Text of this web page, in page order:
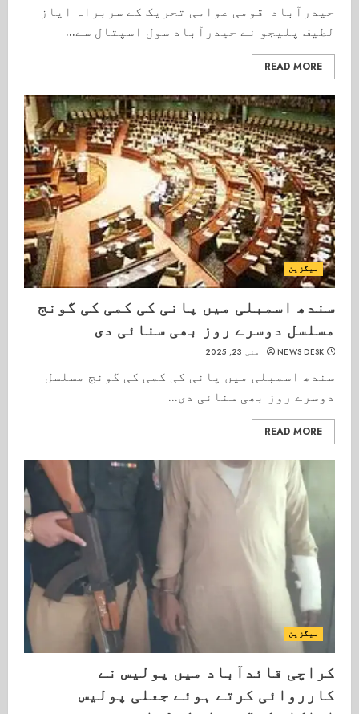
حیدرآباد قومی عوامی تحریک کے سربراہ اياز
لطیف پلیجو نے حیدرآباد سول اسپتال سے...
READ MORE
میگزین
سندھ اسمبلی میں پانی کی کمی کی گونج
مسلسل دوسرے روز بھی سنائی دی
NEWS DESK مئی 23, 2025
سندھ اسمبلی میں پانی کی کمی کی گونج مسلسل
دوسرے روز بھی سنائی دی...
READ MORE
میگزین
کراچی قائدآباد میں پولیس نے
کارروائی کرتے ہوئے جعلی پولیس